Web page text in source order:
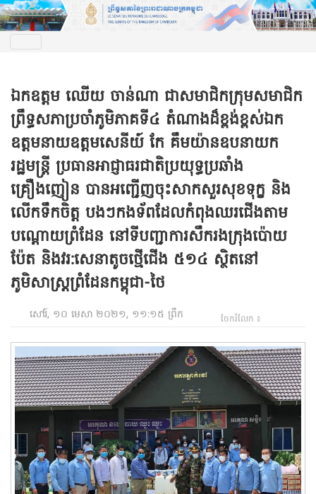
ឯកឧត្តម ឈើយ ចាន់ណា ជាសមាជិកក្រុមសមាជិក
ព្រឹទ្ធសភាប្រចាំភូមិភាគទី៤ តំណាងដ៏ខ្ពង់ខ្ពស់ឯក
ឧត្តមនាយឧត្តមសេនីយ៍ កែ គឹមយ៉ានឧបនាយក
រដ្ឋមន្រ្តី ប្រធានអាជ្ញាធរជាតិប្រយុទ្ធប្រឆាំង
គ្រឿងញៀន បានអញ្ជើញចុះសាកសួរសុខទុក្ខ និង
លើកទឹកចិត្ត បងៗកងទ័ពដែលកំពុងឈរជើងតាម
បណ្ដោយព្រំដែន នៅទីបញ្ជាការសឹករងក្រុងប៉ោយ
ប៉ែត និងវរ:សេនាតូចថ្មើជើង ៥១៤ ស្ថិតនៅ
ភូមិសាស្ត្រព្រំដែនកម្ពុជា-ថៃ
សៅរ៍, ១០ មេសា ២០២១, ១១:១៥ ព្រឹក ចែករំលែក ៖